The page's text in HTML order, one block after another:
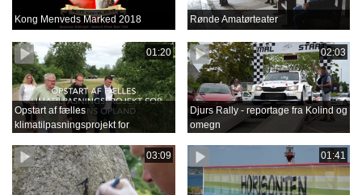
Kong Menveds Marked 2018 Rønde Amatørteater
01:20
Opstart af fælles
klimatilpasningsprojekt for
02:03
Djurs Rally - reportage fra Kolind og
omegn
03:09 01:41